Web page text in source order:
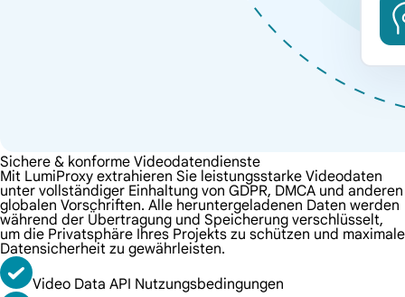
Sichere & konforme Videodatendienste
Mit LumiProxy extrahieren Sie leistungsstarke Videodaten
unter vollständiger Einhaltung von GDPR, DMCA und anderen
globalen Vorschriften. Alle heruntergeladenen Daten werden
während der Übertragung und Speicherung verschlüsselt,
um die Privatsphäre Ihres Projekts zu schützen und maximale
Datensicherheit zu gewährleisten.
Video Data API Nutzungsbedingungen